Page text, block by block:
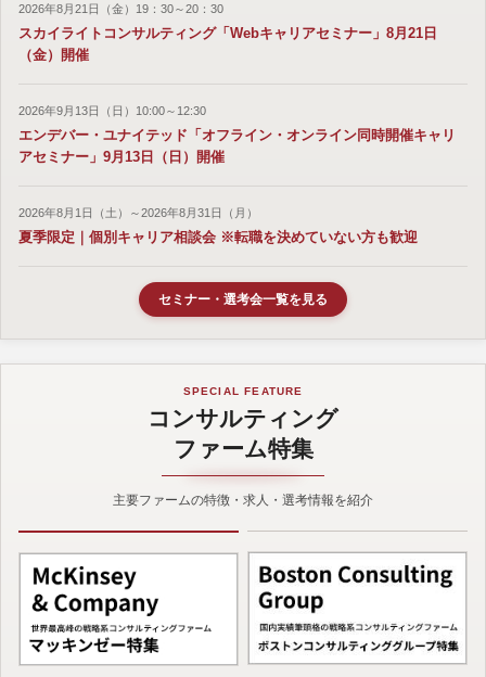
2026年8月21日（金）19：30～20：30
スカイライトコンサルティング「Webキャリアセミナー」8月21日
（金）開催
2026年9月13日（日）10:00～12:30
エンデバー・ユナイテッド「オフライン・オンライン同時開催キャリ
アセミナー」9月13日（日）開催
2026年8月1日（土）～2026年8月31日（月）
夏季限定｜個別キャリア相談会 ※転職を決めていない方も歓迎
セミナー・選考会一覧を見る
SPECIAL FEATURE
コンサルティング
ファーム特集
主要ファームの特徴・求人・選考情報を紹介